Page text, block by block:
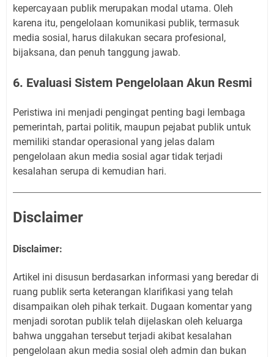
kepercayaan publik merupakan modal utama. Oleh
karena itu, pengelolaan komunikasi publik, termasuk
media sosial, harus dilakukan secara profesional,
bijaksana, dan penuh tanggung jawab.
6. Evaluasi Sistem Pengelolaan Akun Resmi
Peristiwa ini menjadi pengingat penting bagi lembaga
pemerintah, partai politik, maupun pejabat publik untuk
memiliki standar operasional yang jelas dalam
pengelolaan akun media sosial agar tidak terjadi
kesalahan serupa di kemudian hari.
Disclaimer
Disclaimer:
Artikel ini disusun berdasarkan informasi yang beredar di
ruang publik serta keterangan klarifikasi yang telah
disampaikan oleh pihak terkait. Dugaan komentar yang
menjadi sorotan publik telah dijelaskan oleh keluarga
bahwa unggahan tersebut terjadi akibat kesalahan
pengelolaan akun media sosial oleh admin dan bukan